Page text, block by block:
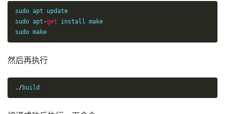
sudo apt update
sudo apt -get install make
sudo make
然后再执行
./build